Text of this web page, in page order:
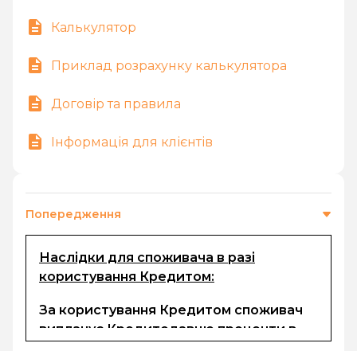
Калькулятор
Приклад розрахунку калькулятора
Договір та правила
Інформація для клієнтів
Попередження
Наслідки для споживача в разі
користування Кредитом:
За користування Кредитом споживач
виплачує Кредитодавцю проценти в